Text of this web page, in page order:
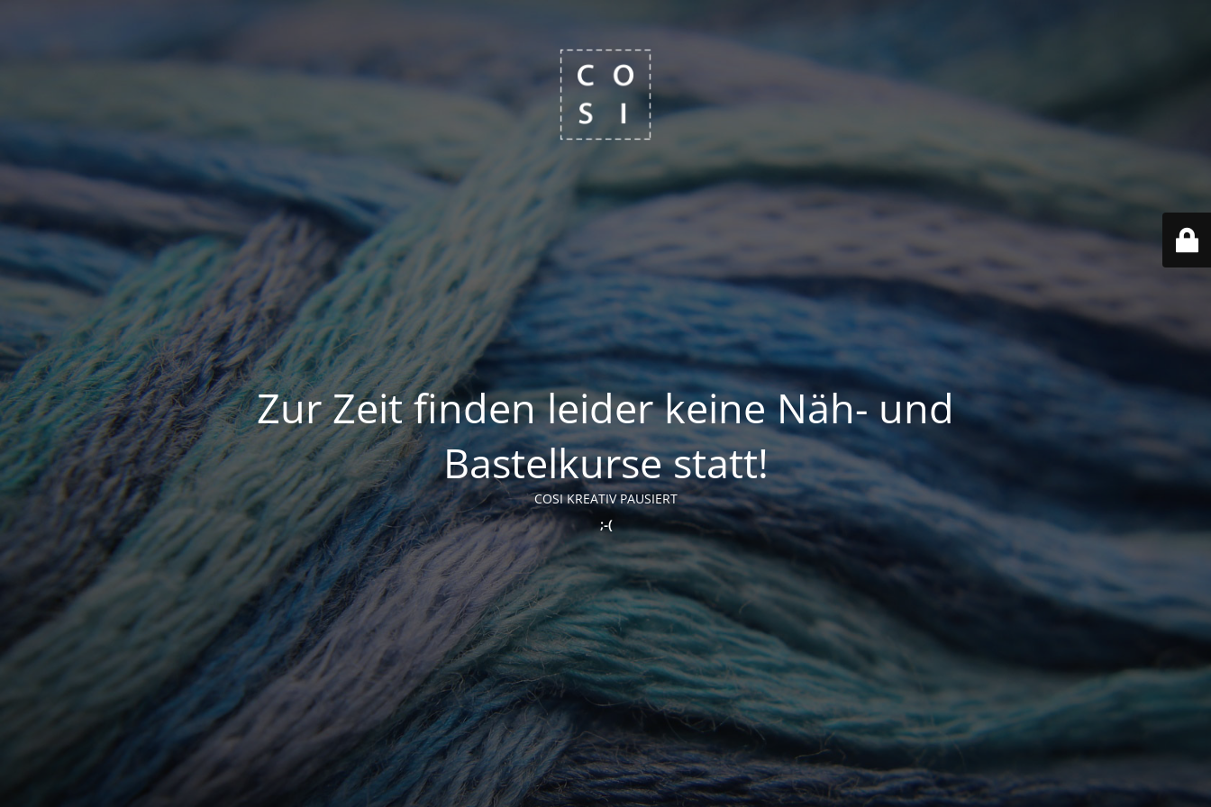
Zur Zeit finden leider keine Näh- und
Bastelkurse statt!
COSI KREATIV PAUSIERT
;-(